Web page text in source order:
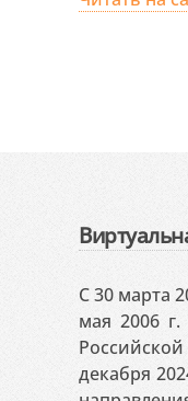
С 30 марта
мая 2006
декабря